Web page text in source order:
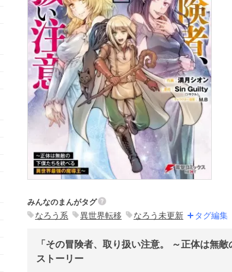
みんなのまんがタグ
なろう系 異世界転移 なろう未更新 タグ編集
「その冒険者、取り扱い注意。 ～正体は無
ストーリー